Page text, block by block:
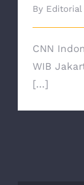
By Editorial
CNN
WIB
[...]